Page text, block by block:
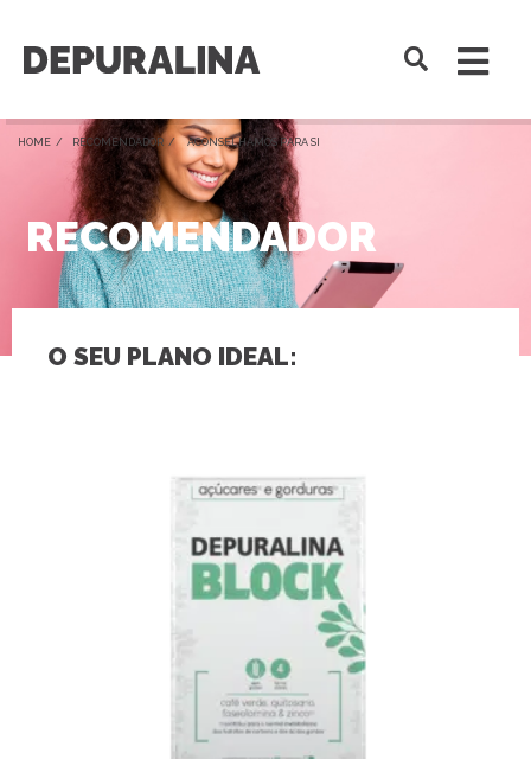
HOME / RECOMENDADOR / ACONSELHAMOS PARA SI
RECOMENDADOR
O SEU PLANO IDEAL: